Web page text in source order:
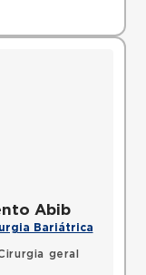
Abib
Bariátrica
geral